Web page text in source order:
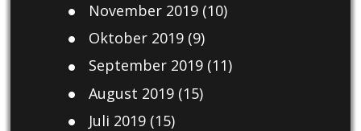
November 2019(10)
Oktober 2019(9)
September 2019(11)
August 2019(15)
Juli 2019(15)